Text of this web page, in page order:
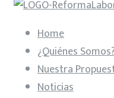
Home
¿Quiénes
Nuestra
Noticias